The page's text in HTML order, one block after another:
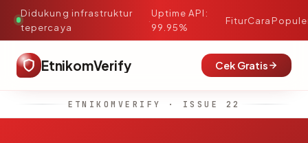
Didukung infrastruktur
tepercaya
·
Uptime API:
99.95%
FiturCara
EtnikomVerify Cek Gratis
ETNIKOMVERIFY · ISSUE 22